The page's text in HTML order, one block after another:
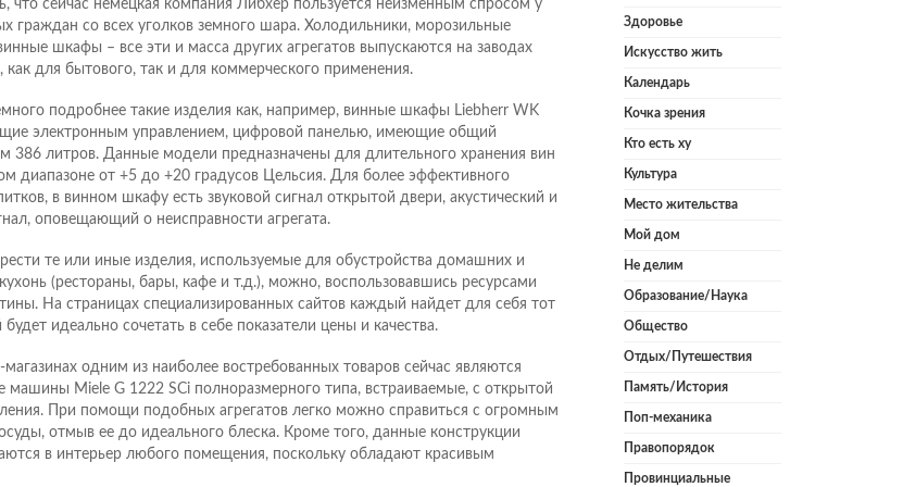
что сейчас немецкая компания Либхер пользуется неизменным спросом у
граждан со всех уголков земного шара. Холодильники, морозильные
шкафы – все эти и масса других агрегатов выпускаются на заводах
для бытового, так и для коммерческого применения.
подробнее такие изделия как, например, винные шкафы Liebherr WK
электронным управлением, цифровой панелью, имеющие общий
386 литров. Данные модели предназначены для длительного хранения вин
диапазоне от +5 до +20 градусов Цельсия. Для более эффективного
в винном шкафу есть звуковой сигнал открытой двери, акустический и
оповещающий о неисправности агрегата.
те или иные изделия, используемые для обустройства домашних и
(рестораны, бары, кафе и т.д.), можно, воспользовавшись ресурсами
На страницах специализированных сайтов каждый найдет для себя тот
идеально сочетать в себе показатели цены и качества.
магазинах одним из наиболее востребованных товаров сейчас являются
машины Miele G 1222 SCi полноразмерного типа, встраиваемые, с открытой
При помощи подобных агрегатов легко можно справиться с огромным
отмыв ее до идеального блеска. Кроме того, данные конструкции
в интерьер любого помещения, поскольку обладают красивым
Здоровье
Искусство жить
Календарь
Кочка зрения
Кто есть ху
Культура
Место жительства
Мой дом
Не делим
Образование/Наука
Общество
Отдых/Путешествия
Память/История
Поп-механика
Правопорядок
Провинциальные